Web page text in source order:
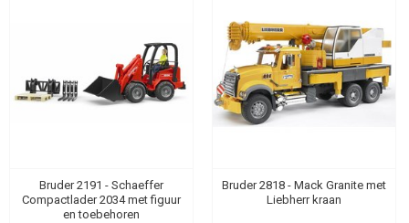
Bruder 2191 - Schaeffer
Compactlader 2034 met figuur
en toebehoren
Bruder 2818 - Mack Granite met
Liebherr kraan